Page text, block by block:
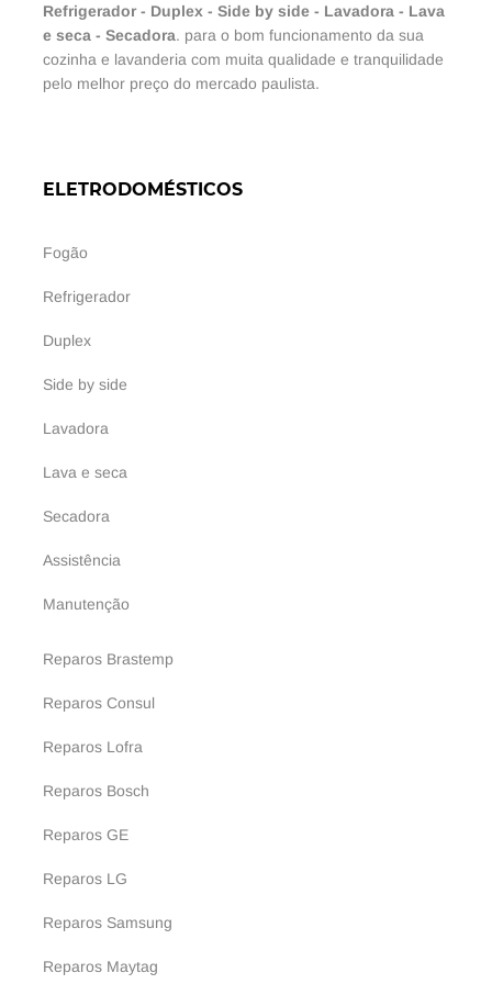
Refrigerador- Duplex - Side by side - Lavadora - Lava
e seca - Secadora. para o bom funcionamento da sua
cozinha e lavanderia com muita qualidade e tranquilidade
pelo melhor preço do mercado paulista.
ELETRODOMÉSTICOS
Fogão
Refrigerador
Duplex
Side by side
Lavadora
Lava e seca
Secadora
Assistência
Manutenção
Reparos Brastemp
Reparos Consul
Reparos Lofra
Reparos Bosch
Reparos GE
Reparos LG
Reparos Samsung
Reparos Maytag